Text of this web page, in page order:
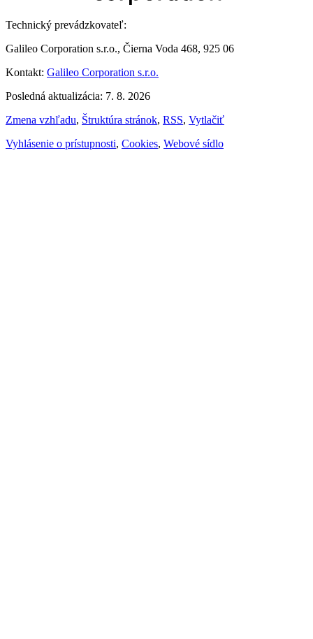
Technický prevádzkovateľ:
Galileo Corporation s.r.o., Čierna Voda 468, 925 06
Kontakt: Galileo Corporation s.r.o.
Posledná aktualizácia: 7. 8. 2026
Zmena vzhľadu, Štruktúra stránok, RSS, Vytlačiť
Vyhlásenie o prístupnosti, Cookies, Webové sídlo